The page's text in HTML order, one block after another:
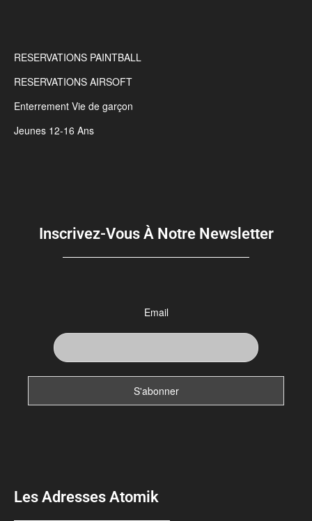
RESERVATIONS PAINTBALL
RESERVATIONS AIRSOFT
Enterrement Vie de garçon
Jeunes 12-16 Ans
Inscrivez-Vous À Notre Newsletter
Email
Les Adresses Atomik